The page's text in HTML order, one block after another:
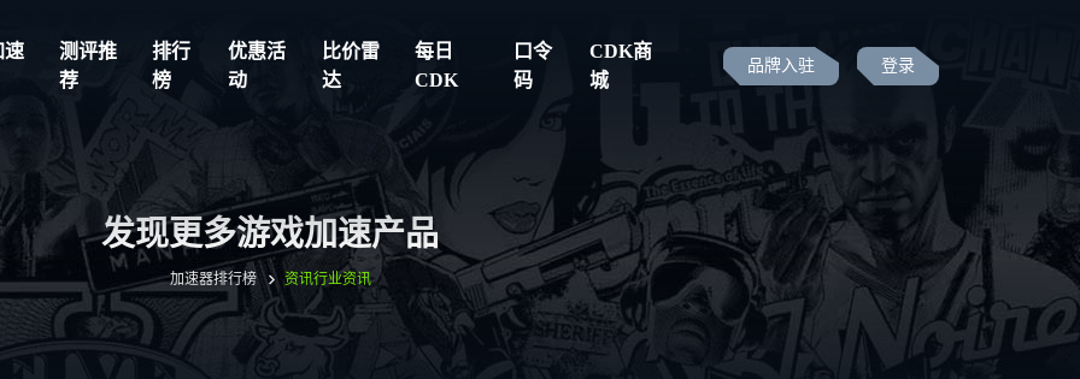
速
测评推
荐
排行
榜
优惠活
动
比价雷
达
每日
CDK
口令
码
CDK商
城
品牌入驻 登录
发现更多游戏加速产品
加速器排行榜 资讯行业资讯